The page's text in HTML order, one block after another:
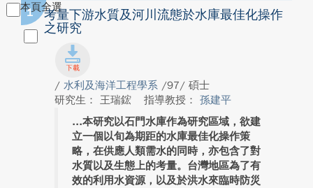
本頁全選
1
考量下游水質及河川流態於水庫最佳化操作
之研究
/ 水利及海洋工程學系 /97/ 碩士
研究生： 王瑞鋐
指導教授： 孫建平
本研究以石門水庫作為研究區域，欲建
立一個以旬為期距的水庫最佳化操作策
略，在供應人類需水的同時，亦包含了對
水質以及生態上的考量。台灣地區為了有
效的利用水資源，以及於洪水來臨時防災